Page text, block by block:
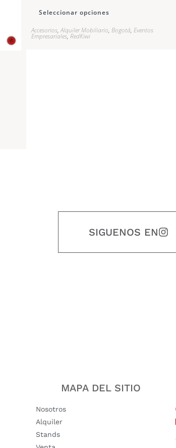
Seleccionar opciones
Accesorios,Alquiler Mobiliario, Bogotá, Eventos
Empresariales, RedKiwi
SIGUENOS EN
MAPA DEL SITIO
Nosotros
Alquiler
Stands